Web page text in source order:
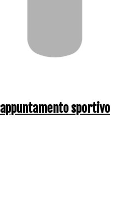
sportivo